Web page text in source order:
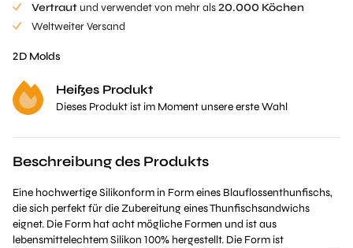
Vertraut und verwendet von mehr als20.000 Köchen
Weltweiter Versand
2D Molds
Heißes Produkt
Dieses Produkt ist im Moment unsere erste Wahl
Beschreibung des Produkts
Eine hochwertige Silikonform in Form eines Blauflossenthunfischs,
die sich perfekt für die Zubereitung eines Thunfischsandwichs
eignet. Die Form hat acht mögliche Formen und ist aus
lebensmittelechtem Silikon 100% hergestellt. Die Form ist